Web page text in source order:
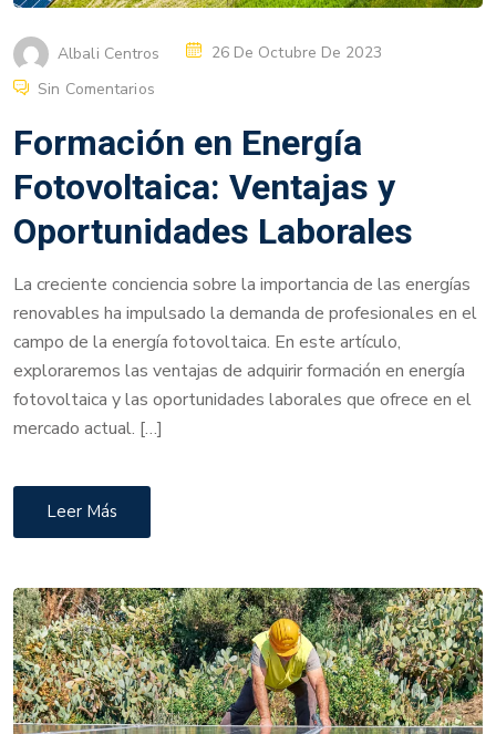
Albali Centros
26 De Octubre De 2023
Sin Comentarios
Formación en Energía
Fotovoltaica: Ventajas y
Oportunidades Laborales
La creciente conciencia sobre la importancia de las energías
renovables ha impulsado la demanda de profesionales en el
campo de la energía fotovoltaica. En este artículo,
exploraremos las ventajas de adquirir formación en energía
fotovoltaica y las oportunidades laborales que ofrece en el
mercado actual. […]
Leer Más